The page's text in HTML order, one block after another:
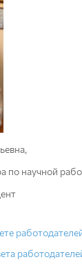
по научной